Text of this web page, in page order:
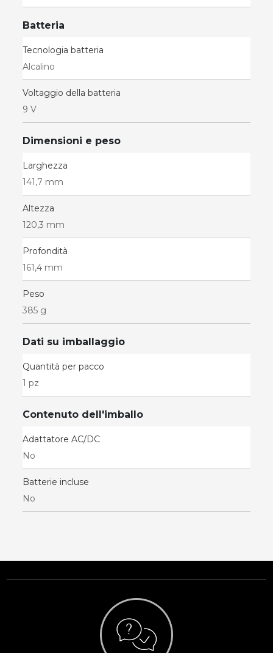
Batteria
Tecnologia batteria
Alcalino
Voltaggio della batteria
9 V
Dimensioni e peso
Larghezza
141,7 mm
Altezza
120,3 mm
Profondità
161,4 mm
Peso
385 g
Dati su imballaggio
Quantità per pacco
1 pz
Contenuto dell'imballo
Adattatore AC/DC
No
Batterie incluse
No